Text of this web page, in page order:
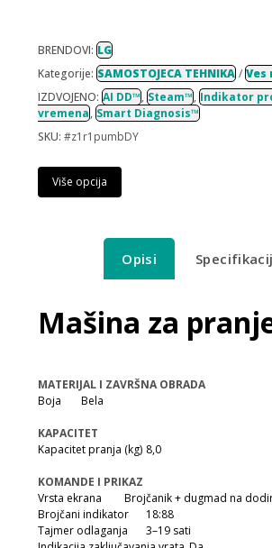
BRENDOVI: LG
Kategorije: SAMOSTOJECA TEHNIKA / Ves
IZDVOJENO: AI DD™, Steam™, Indikator
vremena, Smart Diagnosis™
SKU: #z1r1pumbDY
Više opcija
Opisi
Mašina za
MATERIJAL I ZAVRŠNA OBRADA
Boja
Bela
KAPACITET
Kapacitet pranja (kg) 8,0
KOMANDE I PRIKAZ
Vrsta ekrana
Brojčanik + dugmad na
Brojčani indikator
18:88
Tajmer odlaganja
3–19 sati